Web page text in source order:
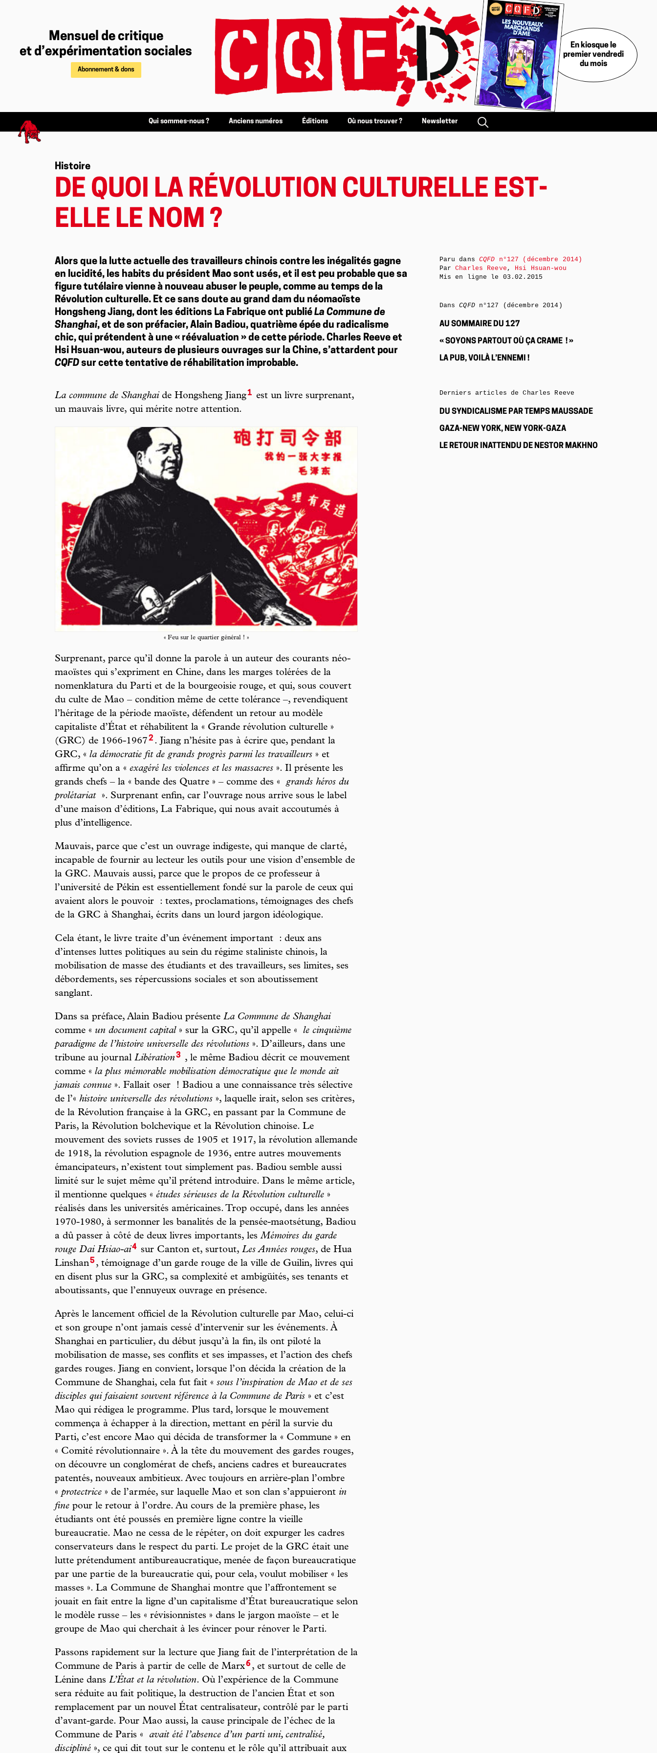
Mensuel de critique
et d’expérimentation sociales
Abonnement & dons
En kiosque le
premier vendredi
du mois
Qui sommes-nous ? Anciens numéros Éditions Où nous trouver ? Newsletter
Histoire
DE QUOI LA RÉVOLUTION CULTURELLE EST-
ELLE LE NOM ?
Alors que la lutte actuelle des travailleurs chinois contre les inégalités gagne
en lucidité, les habits du président Mao sont usés, et il est peu probable que sa
figure tutélaire vienne à nouveau abuser le peuple, comme au temps de la
Révolution culturelle. Et ce sans doute au grand dam du néomaoïste
Hongsheng Jiang, dont les éditions La Fabrique ont publié La Commune de
Shanghai, et de son préfacier, Alain Badiou, quatrième épée du radicalisme
chic, qui prétendent à une « réévaluation » de cette période. Charles Reeve et
Hsi Hsuan-wou, auteurs de plusieurs ouvrages sur la Chine, s’attardent pour
CQFD sur cette tentative de réhabilitation improbable.
La commune de Shanghai de Hongsheng Jiang1
est un livre surprenant,
un mauvais livre, qui mérite notre attention.
« Feu sur le quartier général ! »
Surprenant, parce qu’il donne la parole à un auteur des courants néo-
maoïstes qui s’expriment en Chine, dans les marges tolérées de la
nomenklatura du Parti et de la bourgeoisie rouge, et qui, sous couvert
du culte de Mao – condition même de cette tolérance –, revendiquent
l’héritage de la période maoïste, défendent un retour au modèle
capitaliste d’État et réhabilitent la « Grande révolution culturelle »
(GRC) de 1966-19672 . Jiang n’hésite pas à écrire que, pendant la
GRC, « la démocratie fit de grands progrès parmi les travailleurs » et
affirme qu’on a « exagéré les violences et les massacres ». Il présente les
grands chefs – la « bande des Quatre » – comme des «
grands héros du
prolétariat ». Surprenant enfin, car l’ouvrage nous arrive sous le label
d’une maison d’éditions, La Fabrique, qui nous avait accoutumés à
plus d’intelligence.
Mauvais, parce que c’est un ouvrage indigeste, qui manque de clarté,
incapable de fournir au lecteur les outils pour une vision d’ensemble de
la GRC. Mauvais aussi, parce que le propos de ce professeur à
l’université de Pékin est essentiellement fondé sur la parole de ceux qui
avaient alors le pouvoir : textes, proclamations, témoignages des chefs
de la GRC à Shanghai, écrits dans un lourd jargon idéologique.
Cela étant, le livre traite d’un événement important : deux ans
d’intenses luttes politiques au sein du régime staliniste chinois, la
mobilisation de masse des étudiants et des travailleurs, ses limites, ses
débordements, ses répercussions sociales et son aboutissement
sanglant.
Dans sa préface, Alain Badiou présente La Commune de Shanghai
comme « un document capital » sur la GRC, qu’il appelle «
le cinquième
paradigme de l’histoire universelle des révolutions ». D’ailleurs, dans une
tribune au journal Libération3
, le même Badiou décrit ce mouvement
comme « la plus mémorable mobilisation démocratique que le monde ait
jamais connue ». Fallait oser ! Badiou a une connaissance très sélective
de l’« histoire universelle des révolutions », laquelle irait, selon ses critères,
de la Révolution française à la GRC, en passant par la Commune de
Paris, la Révolution bolchevique et la Révolution chinoise. Le
mouvement des soviets russes de 1905 et 1917, la révolution allemande
de 1918, la révolution espagnole de 1936, entre autres mouvements
émancipateurs, n’existent tout simplement pas. Badiou semble aussi
limité sur le sujet même qu’il prétend introduire. Dans le même article,
il mentionne quelques « études sérieuses de la Révolution culturelle »
réalisés dans les universités américaines. Trop occupé, dans les années
1970-1980, à sermonner les banalités de la pensée-maotsétung, Badiou
a dû passer à côté de deux livres importants, lesMémoires du garde
rouge Dai Hsiao-ai4 sur Canton et, surtout, Les Années rouges, de Hua
Linshan5 , témoignage d’un garde rouge de la ville de Guilin, livres qui
en disent plus sur la GRC, sa complexité et ambigüités, ses tenants et
aboutissants, que l’ennuyeux ouvrage en présence.
Après le lancement officiel de la Révolution culturelle par Mao, celui-ci
et son groupe n’ont jamais cessé d’intervenir sur les événements. À
Shanghai en particulier, du début jusqu’à la fin, ils ont piloté la
mobilisation de masse, ses conflits et ses impasses, et l’action des chefs
gardes rouges. Jiang en convient, lorsque l’on décida la création de la
Commune de Shanghai, cela fut fait « sous l’inspiration de Mao et de ses
disciples qui faisaient souvent référence à la Commune de Paris » et c’est
Mao qui rédigea le programme. Plus tard, lorsque le mouvement
commença à échapper à la direction, mettant en péril la survie du
Parti, c’est encore Mao qui décida de transformer la « Commune » en
« Comité révolutionnaire ». À la tête du mouvement des gardes rouges,
on découvre un conglomérat de chefs, anciens cadres et bureaucrates
patentés, nouveaux ambitieux. Avec toujours en arrière-plan l’ombre
« protectrice » de l’armée, sur laquelle Mao et son clan s’appuieront in
fine pour le retour à l’ordre. Au cours de la première phase, les
étudiants ont été poussés en première ligne contre la vieille
bureaucratie. Mao ne cessa de le répéter, on doit expurger les cadres
conservateurs dans le respect du parti. Le projet de la GRC était une
lutte prétendument antibureaucratique, menée de façon bureaucratique
par une partie de la bureaucratie qui, pour cela, voulut mobiliser « les
masses ». La Commune de Shanghai montre que l’affrontement se
jouait en fait entre la ligne d’un capitalisme d’État bureaucratique selon
le modèle russe – les « révisionnistes » dans le jargon maoïste – et le
groupe de Mao qui cherchait à les évincer pour rénover le Parti.
Passons rapidement sur la lecture que Jiang fait de l’interprétation de la
Commune de Paris à partir de celle de Marx6 , et surtout de celle de
Lénine dans L’État et la révolution. Où l’expérience de la Commune
sera réduite au fait politique, la destruction de l’ancien État et son
remplacement par un nouvel État centralisateur, contrôlé par le parti
d’avant-garde. Pour Mao aussi, la cause principale de l’échec de la
Commune de Paris «
avait été l’absence d’un parti uni, centralisé,
discipliné », ce qui dit tout sur le contenu et le rôle qu’il attribuait aux
Paru dans CQFD n°127 (décembre 2014)
ParCharles Reeve , Hsi Hsuan-wou
Mis en ligne le 03.02.2015
DansCQFDn°127 (décembre 2014)
AU SOMMAIRE DU 127
« SOYONS PARTOUT OÙ ÇA CRAME ! »
LA PUB, VOILÀ L’ENNEMI !
Derniers articles de Charles Reeve
DU SYNDICALISME PAR TEMPS MAUSSADE
GAZA-NEW YORK, NEW YORK-GAZA
LE RETOUR INATTENDU DE NESTOR MAKHNO